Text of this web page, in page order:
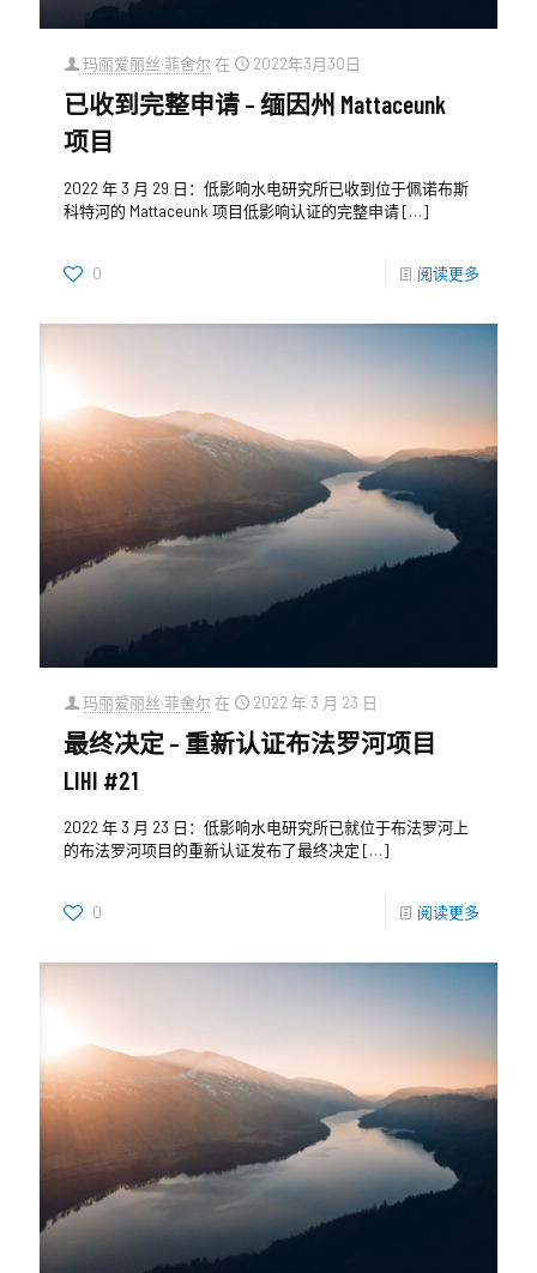
玛丽爱丽丝·菲舍尔 在 2022年3月30日
已收到完整申请 – 缅因州 Mattaceunk
项目
2022 年 3 月 29 日：低影响水电研究所已收到位于佩诺布斯
科特河的 Mattaceunk 项目低影响认证的完整申请[…]
0 阅读更多
玛丽爱丽丝·菲舍尔 在 2022 年 3 月 23 日
最终决定 – 重新认证布法罗河项目
LIHI #21
2022 年 3 月 23 日：低影响水电研究所已就位于布法罗河上
的布法罗河项目的重新认证发布了最终决定 […]
0 阅读更多